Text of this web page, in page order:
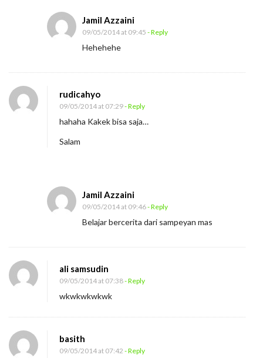
i
m
e
a
s
Jamil Azzaini
09/05/2014 at 09:45 - Reply
Hehehehe
rudicahyo
09/05/2014 at 07:29- Reply
hahaha Kakek bisa saja…
Salam
Jamil Azzaini
09/05/2014 at 09:46- Reply
Belajar bercerita dari sampeyan mas
ali samsudin
09/05/2014 at 07:38- Reply
wkwkwkwkwk
basith
09/05/2014 at 07:42 - Reply